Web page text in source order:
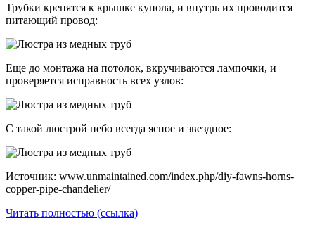
Трубки крепятся к крышке купола, и внутрь их проводится
питающий провод:
Еще до монтажа на потолок, вкручиваются лампочки, и
проверяется исправность всех узлов:
С такой люстрой небо всегда ясное и звездное:
Источник: www.unmaintained.com/index.php/diy-fawns-horns-
copper-pipe-chandelier/
Читать полностью (ссылка)